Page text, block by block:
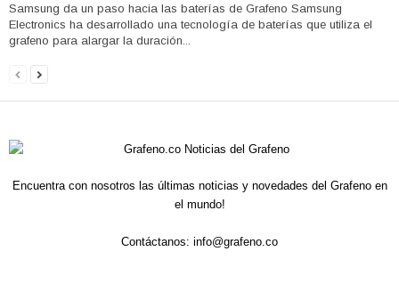
Samsung da un paso hacia las baterías de Grafeno Samsung
Electronics ha desarrollado una tecnología de baterías que utiliza el
grafeno para alargar la duración...
Encuentra con nosotros las últimas noticias y novedades del Grafeno en
el mundo!
Contáctanos: info@grafeno.co